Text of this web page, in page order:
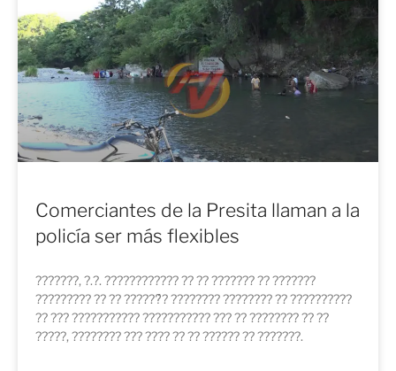
Comerciantes de la Presita llaman a la
policía ser más flexibles
???????, ?.?. ???????????? ?? ?? ??????? ?? ???????
????????? ?? ?? ??????́? ???????? ???????? ?? ??????????
?? ??? ??????????? ??????????? ??? ?? ???????? ?? ??
?????, ???????? ??? ???? ?? ?? ?????? ?? ???????.